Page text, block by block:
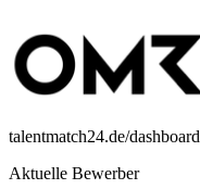
talentmatch24.de/dashboard
Aktuelle Bewerber